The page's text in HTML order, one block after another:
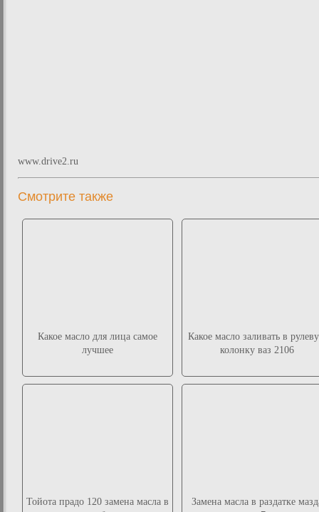
www.drive2.ru
Смотрите также
Какое масло для лица самое
лучшее
Какое масло заливать в
колонку ваз 2106
Тойота прадо 120 замена масла в
Замена масла в раздатке